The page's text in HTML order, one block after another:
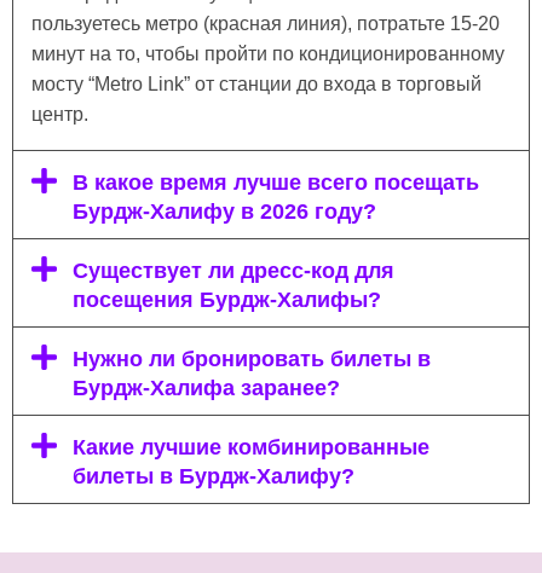
пользуетесь метро (красная линия), потратьте 15-20
минут на то, чтобы пройти по кондиционированному
мосту “Metro Link” от станции до входа в торговый
центр.
В какое время лучше всего посещать
Бурдж-Халифу в 2026 году?
Существует ли дресс-код для
посещения Бурдж-Халифы?
Нужно ли бронировать билеты в
Бурдж-Халифа заранее?
Какие лучшие комбинированные
билеты в Бурдж-Халифу?